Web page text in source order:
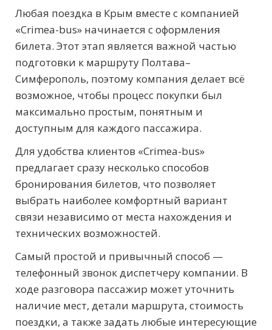
Любая поездка в Крым вместе с компанией
«Crimea-bus» начинается с оформления
билета. Этот этап является важной частью
подготовки к маршруту Полтава–
Симферополь, поэтому компания делает всё
возможное, чтобы процесс покупки был
максимально простым, понятным и
доступным для каждого пассажира.
Для удобства клиентов «Crimea-bus»
предлагает сразу несколько способов
бронирования билетов, что позволяет
выбрать наиболее комфортный вариант
связи независимо от места нахождения и
технических возможностей.
Самый простой и привычный способ —
телефонный звонок диспетчеру компании. В
ходе разговора пассажир может уточнить
наличие мест, детали маршрута, стоимость
поездки, а также задать любые интересующие